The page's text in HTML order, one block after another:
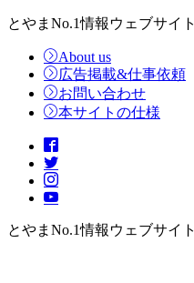
とやまNo.1情報ウェブサイト
About us
広告掲載&仕事依頼
お問い合わせ
本サイトの仕様
とやまNo.1情報ウェブサイト